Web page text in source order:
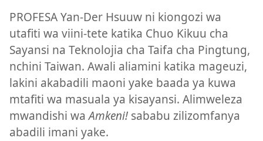
PROFESA Yan-Der Hsuuw ni kiongozi wa
utafiti wa viini-tete katika Chuo Kikuu cha
Sayansi na Teknolojia cha Taifa cha Pingtung,
nchini Taiwan. Awali aliamini katika mageuzi,
lakini akabadili maoni yake baada ya kuwa
mtafiti wa masuala ya kisayansi. Alimweleza
mwandishi waAmkeni! sababu zilizomfanya
abadili imani yake.